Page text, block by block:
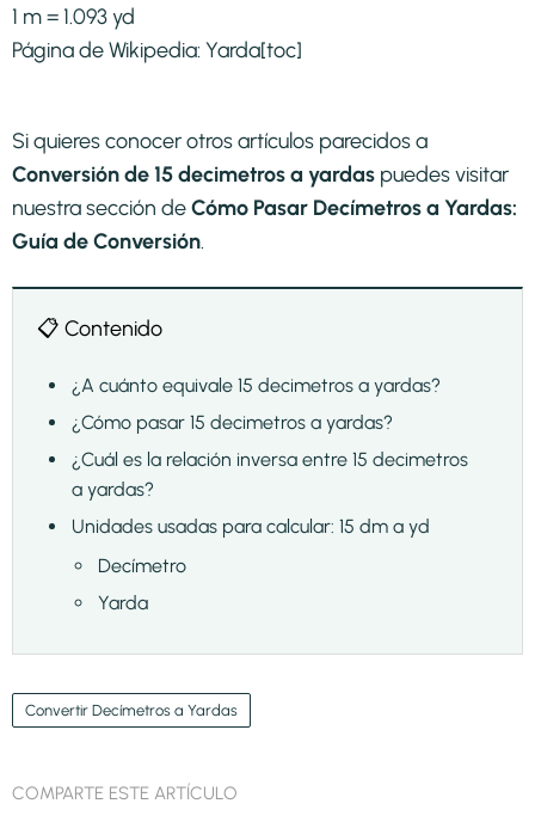
1 m = 1.093 yd
Página de Wikipedia: Yarda[toc]
Si quieres conocer otros artículos parecidos a
Conversión de 15 decimetros a yardas puedes visitar
nuestra sección deCómo Pasar Decímetros a Yardas:
Guía de Conversión.
📋 Contenido
¿A cuánto equivale 15 decimetros a yardas?
¿Cómo pasar 15 decimetros a yardas?
¿Cuál es la relación inversa entre 15 decimetros
a yardas?
Unidades usadas para calcular: 15 dm a yd
Decímetro
Yarda
Convertir Decímetros a Yardas
COMPARTE ESTE ARTÍCULO